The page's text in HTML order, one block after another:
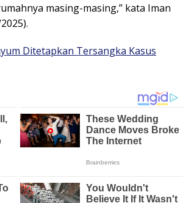
masing-masing,” kata Iman
Ditetapkan Tersangka Kasus